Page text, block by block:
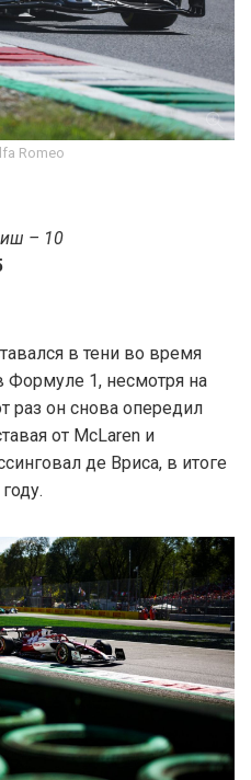
Romeo
– 10
в тени во время
Формуле 1, несмотря на
раз он снова опередил
от McLaren и
де Вриса, в итоге